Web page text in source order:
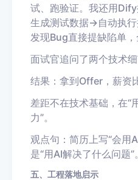
试、跑验证。我还用Dify
生成测试数据→自动执
发现Bug直接提缺陷单
面试官追问了两个技术细
结果：拿到Offer，薪资
差距不在技术基础，在“
力”。
观点句：简历上写“会用
是“用AI解决了什么问题”。
五、工程落地启示